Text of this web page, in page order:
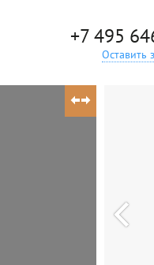
+7 495
Оставить